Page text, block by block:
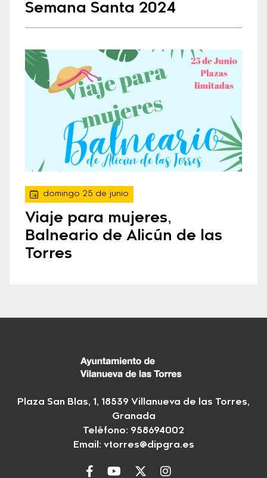
Semana Santa 2024
domingo 25 de junio
Viaje para mujeres,
Balneario de Alicún de las
Torres
Plaza San Blas, 1, 18539 Villanueva de las Torres,
Granada
Teléfono: 958694002
Email: vtorres@dipgra.es